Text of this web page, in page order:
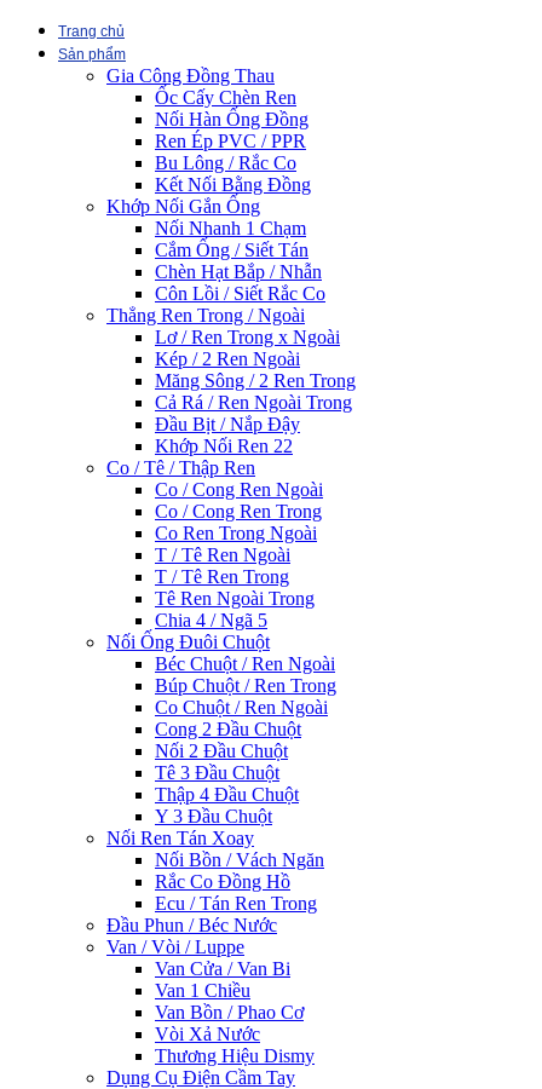
Trang chủ
Sản phẩm
Gia Công Đồng Thau
Ốc Cấy Chèn Ren
Nối Hàn Ống Đồng
Ren Ép PVC / PPR
Bu Lông / Rắc Co
Kết Nối Bằng Đồng
Khớp Nối Gắn Ống
Nối Nhanh 1 Chạm
Cắm Ống / Siết Tán
Chèn Hạt Bắp / Nhẫn
Côn Lồi / Siết Rắc Co
Thẳng Ren Trong / Ngoài
Lơ / Ren Trong x Ngoài
Kép / 2 Ren Ngoài
Măng Sông / 2 Ren Trong
Cả Rá / Ren Ngoài Trong
Đầu Bịt / Nắp Đậy
Khớp Nối Ren 22
Co / Tê / Thập Ren
Co / Cong Ren Ngoài
Co / Cong Ren Trong
Co Ren Trong Ngoài
T / Tê Ren Ngoài
T / Tê Ren Trong
Tê Ren Ngoài Trong
Chia 4 / Ngã 5
Nối Ống Đuôi Chuột
Béc Chuột / Ren Ngoài
Búp Chuột / Ren Trong
Co Chuột / Ren Ngoài
Cong 2 Đầu Chuột
Nối 2 Đầu Chuột
Tê 3 Đầu Chuột
Thập 4 Đầu Chuột
Y 3 Đầu Chuột
Nối Ren Tán Xoay
Nối Bồn / Vách Ngăn
Rắc Co Đồng Hồ
Ecu / Tán Ren Trong
Đầu Phun / Béc Nước
Van / Vòi / Luppe
Van Cửa / Van Bi
Van 1 Chiều
Van Bồn / Phao Cơ
Vòi Xả Nước
Thương Hiệu Dismy
Dụng Cụ Điện Cầm Tay